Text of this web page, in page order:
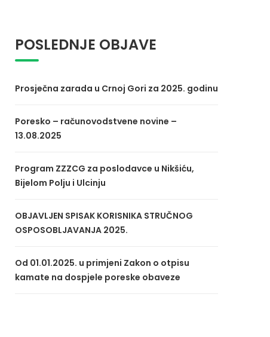
POSLEDNJE OBJAVE
Prosječna zarada u Crnoj Gori za 2025. godinu
Poresko – računovodstvene novine –
13.08.2025
Program ZZZCG za poslodavce u Nikšiću,
Bijelom Polju i Ulcinju
OBJAVLJEN SPISAK KORISNIKA STRUČNOG
OSPOSOBLJAVANJA 2025.
Od 01.01.2025. u primjeni Zakon o otpisu
kamate na dospjele poreske obaveze